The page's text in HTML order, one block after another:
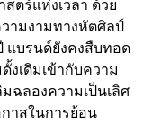
ตร์แห่งเวลา ด้วย
ามงามทางหัตศิลป์
แบรนด์ยังคงสืบทอด
งเดิมเข้ากับความ
ฉลองความเป็นเลิศ
าสในการย้อน